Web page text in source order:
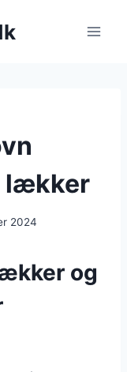
lækker
2024
og